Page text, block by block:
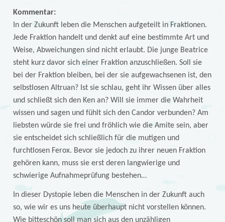
Kommentar:
In der Zukunft leben die Menschen aufgeteilt in Fraktionen.
Jede Fraktion handelt und denkt auf eine bestimmte Art und
Weise, Abweichungen sind nicht erlaubt. Die junge Beatrice
steht kurz davor sich einer Fraktion anzuschließen. Soll sie
bei der Fraktion bleiben, bei der sie aufgewachsenen ist, den
selbstlosen Altruan? Ist sie schlau, geht ihr Wissen über alles
und schließt sich den Ken an? Will sie immer die Wahrheit
wissen und sagen und fühlt sich den Candor verbunden? Am
liebsten würde sie frei und fröhlich wie die Amite sein, aber
sie entscheidet sich schließlich für die mutigen und
furchtlosen Ferox. Bevor sie jedoch zu ihrer neuen Fraktion
gehören kann, muss sie erst deren langwierige und
schwierige Aufnahmeprüfung bestehen…
In dieser Dystopie leben die Menschen in der Zukunft auch
so, wie wir es uns heute überhaupt nicht vorstellen können.
Wie bitteschön soll man sich aus den unzähligen